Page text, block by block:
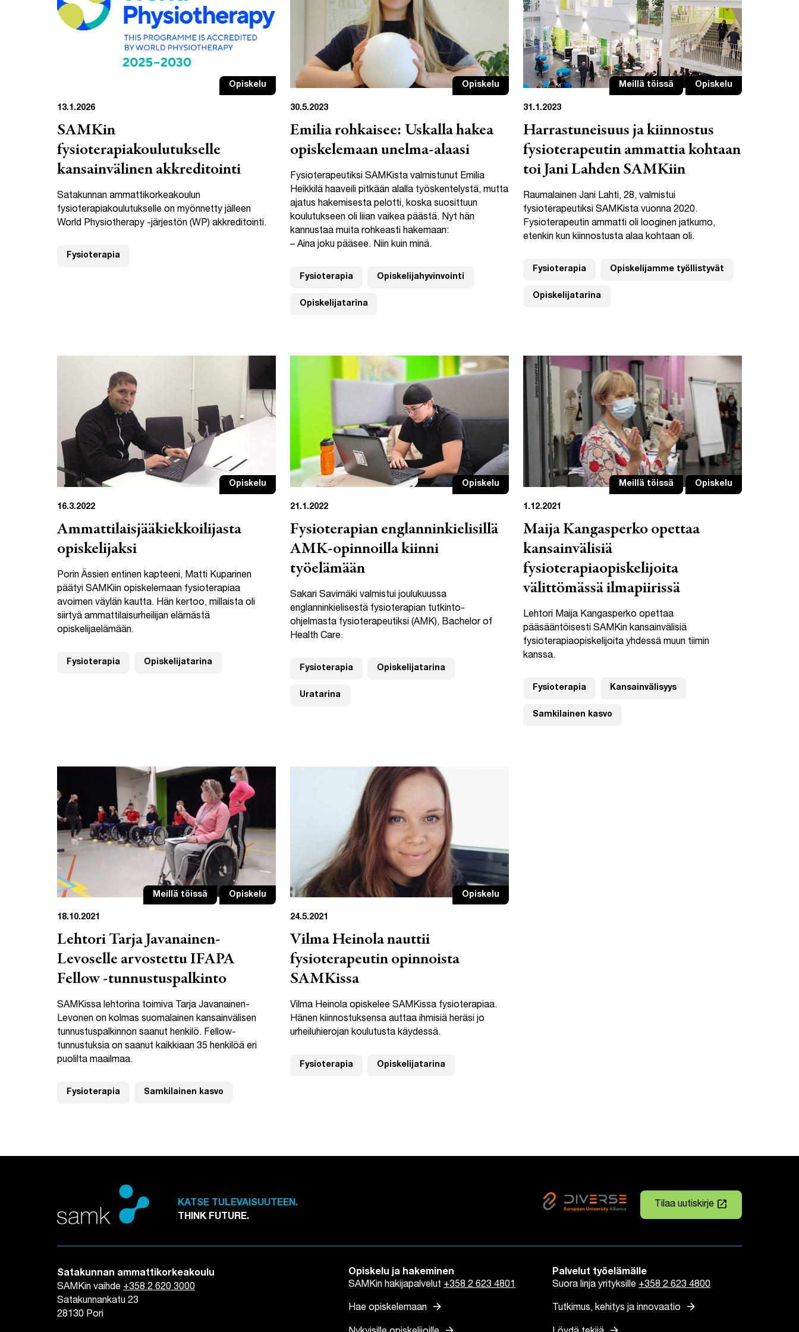
Opiskelu
13.1.2026
SAMKin
fysioterapiakoulutukselle
kansainvälinen akkreditointi
Satakunnan ammattikorkeakoulun
fysioterapiakoulutukselle on myönnetty jälleen
World Physiotherapy -järjestön (WP) akkreditointi.
Fysioterapia
Opiskelu
30.5.2023
Emilia rohkaisee: Uskalla hakea
opiskelemaan unelma-alaasi
Fysioterapeutiksi SAMKista valmistunut Emilia
Heikkilä haaveili pitkään alalla työskentelystä, mutta
ajatus hakemisesta pelotti, koska suosittuun
koulutukseen oli liian vaikea päästä. Nyt hän
kannustaa muita rohkeasti hakemaan:
– Aina joku pääsee. Niin kuin minä.
Fysioterapia Opiskelijahyvinvointi
Opiskelijatarina
Meillä töissä Opiskelu
31.1.2023
Harrastuneisuus ja kiinnostus
fysioterapeutin ammattia kohtaan
toi Jani Lahden SAMKiin
Raumalainen Jani Lahti, 28, valmistui
fysioterapeutiksi SAMKista vuonna 2020.
Fysioterapeutin ammatti oli looginen jatkumo,
etenkin kun kiinnostusta alaa kohtaan oli.
Fysioterapia Opiskelijamme työllistyvät
Opiskelijatarina
Opiskelu
16.3.2022
Ammattilaisjääkiekkoilijasta
opiskelijaksi
Porin Ässien entinen kapteeni, Matti Kuparinen
päätyi SAMKiin opiskelemaan fysioterapiaa
avoimen väylän kautta. Hän kertoo, millaista oli
siirtyä ammattilaisurheilijan elämästä
opiskelijaelämään.
Fysioterapia Opiskelijatarina
Opiskelu
21.1.2022
Fysioterapian englanninkielisillä
AMK-opinnoilla kiinni
työelämään
Sakari Savimäki valmistui joulukuussa
englanninkielisestä fysioterapian tutkinto-
ohjelmasta fysioterapeutiksi (AMK), Bachelor of
Health Care.
Fysioterapia Opiskelijatarina
Uratarina
Meillä töissä Opiskelu
1.12.2021
Maija Kangasperko opettaa
kansainvälisiä
fysioterapiaopiskelijoita
välittömässä ilmapiirissä
Lehtori Maija Kangasperko opettaa
pääsääntöisesti SAMKin kansainvälisiä
fysioterapiaopiskelijoita yhdessä muun tiimin
kanssa.
Fysioterapia Kansainvälisyys
Samkilainen kasvo
Meillä töissä Opiskelu
18.10.2021
Lehtori Tarja Javanainen-
Levoselle arvostettu IFAPA
Fellow -tunnustuspalkinto
SAMKissa lehtorina toimiva Tarja Javanainen-
Levonen on kolmas suomalainen kansainvälisen
tunnustuspalkinnon saanut henkilö. Fellow-
tunnustuksia on saanut kaikkiaan 35 henkilöä eri
puolilta maailmaa.
Fysioterapia Samkilainen kasvo
Opiskelu
24.5.2021
Vilma Heinola nauttii
fysioterapeutin opinnoista
SAMKissa
Vilma Heinola opiskelee SAMKissa fysioterapiaa.
Hänen kiinnostuksensa auttaa ihmisiä heräsi jo
urheiluhierojan koulutusta käydessä.
Fysioterapia Opiskelijatarina
KATSE TULEVAISUUTEEN.
THINK FUTURE.
Tilaa uutiskirje
Linkki avautuu uuteen
launch
Satakunnan ammattikorkeakoulu
SAMKin vaihde +358 2 620 3000
Satakunnankatu 23
28130 Pori
Opiskelu ja hakeminen
SAMKin hakijapalvelut +358 2 623 4801
Hae opiskelemaan arrow_forward
Palvelut työelämälle
Suora linja yrityksille +358 2 623 4800
Tutkimus, kehitys ja innovaatio arrow_forward